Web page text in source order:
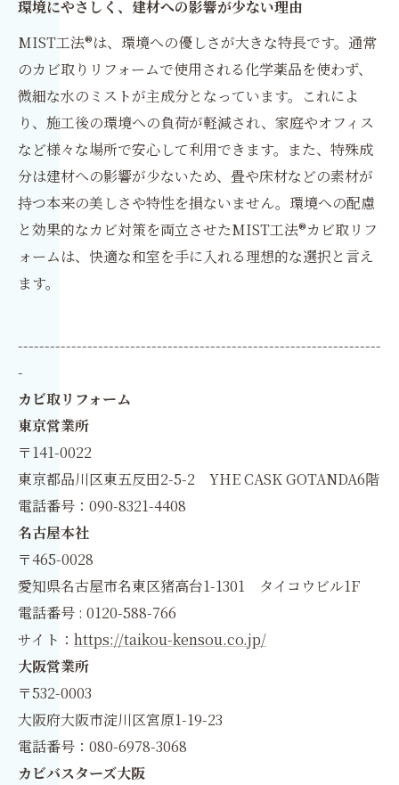
環境にやさしく、建材への影響が少ない理由
MIST工法®は、環境への優しさが大きな特長です。通常
のカビ取りリフォームで使用される化学薬品を使わず、
微細な水のミストが主成分となっています。これによ
り、施工後の環境への負荷が軽減され、家庭やオフィス
など様々な場所で安心して利用できます。また、特殊成
分は建材への影響が少ないため、畳や床材などの素材が
持つ本来の美しさや特性を損ないません。環境への配慮
と効果的なカビ対策を両立させたMIST工法®カビ取リフ
ォームは、快適な和室を手に入れる理想的な選択と言え
ます。
--------------------------------------------------------------------
-
カビ取リフォーム
東京営業所
〒141-0022
東京都品川区東五反田2-5-2 YHE CASK GOTANDA6階
電話番号：090-8321-4408
名古屋本社
〒465-0028
愛知県名古屋市名東区猪高台1-1301 タイコウビル1F
電話番号 : 0120-588-766
サイト： https://taikou-kensou.co.jp/
大阪営業所
〒532-0003
大阪府大阪市淀川区宮原1-19-23
電話番号：080-6978-3068
カビバスターズ大阪